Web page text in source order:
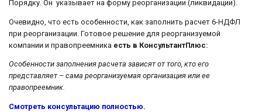
Порядку. Он указывает на форму реорганизации (ликвидации).
Очевидно, что есть особенности, как заполнить расчет 6-НДФЛ
при реорганизации. Готовое решение для реорганизуемой
компании и правопреемника есть в КонсультантПлюс:
Особенности заполнения расчета зависят от того, кто его
представляет – сама реорганизуемая организация или ее
правопреемник.
Смотреть консультацию полностью.